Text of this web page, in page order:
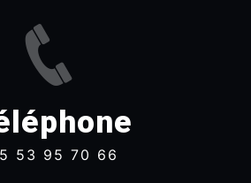
05 53 95 70 66